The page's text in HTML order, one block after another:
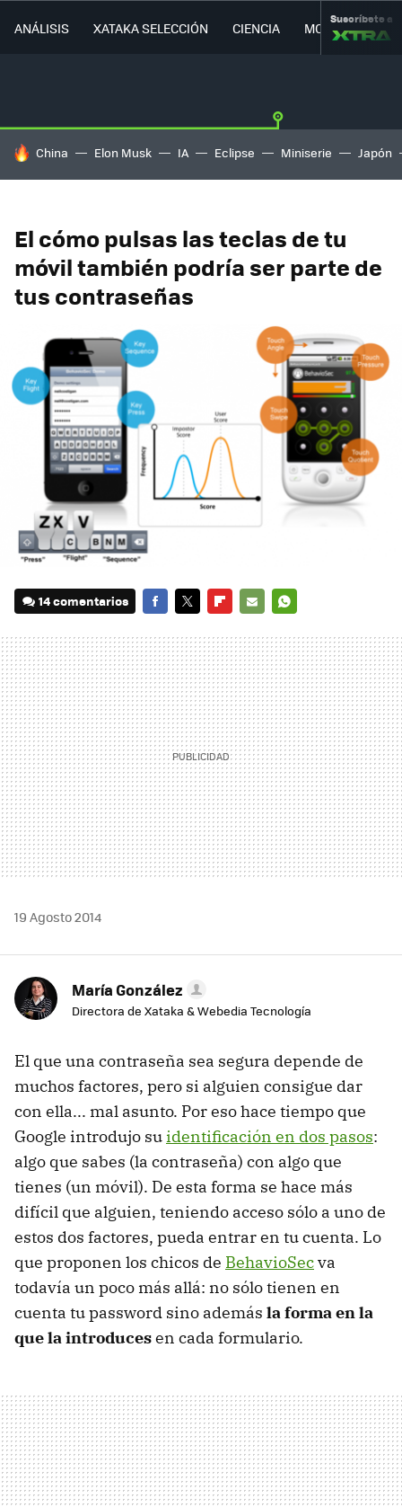
ANÁLISIS XATAKA SELECCIÓN CIENCIA MOVILIDAD
Suscríbete a
HOY SE HABLA DE
China Elon Musk IA Eclipse Miniserie Japón
El cómo pulsas las teclas de tu
móvil también podría ser parte de
tus contraseñas
14 comentarios
MAIL
19 Agosto 2014
María González
Directora de Xataka & Webedia Tecnología
El que una contraseña sea segura depende de
muchos factores, pero si alguien consigue dar
con ella... mal asunto. Por eso hace tiempo que
Google introdujo suidentificación en dos pasos:
algo que sabes (la contraseña) con algo que
tienes (un móvil). De esta forma se hace más
difícil que alguien, teniendo acceso sólo a uno de
estos dos factores, pueda entrar en tu cuenta. Lo
que proponen los chicos de BehavioSecva
todavía un poco más allá: no sólo tienen en
cuenta tu password sino además la forma en la
que la introducesen cada formulario.